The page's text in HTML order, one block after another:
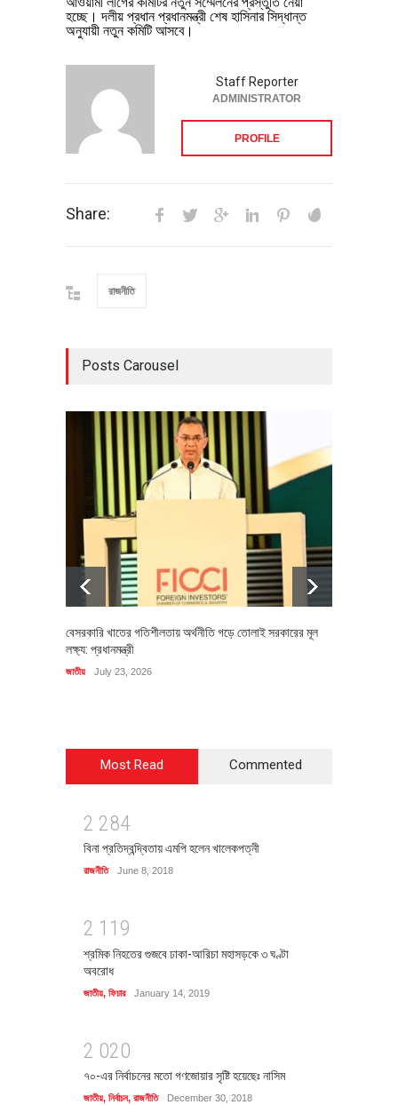
হচ্ছে। দলীয় প্রধান প্রধানমন্ত্রী শেষ হাসিনার সিদ্ধান্ত
অনুযায়ী নতুন কমিটি আসবে।
Staff Reporter
ADMINISTRATOR
PROFILE
Share:
রাজনীতি
Posts Carousel
বেসরকারি খাতের গতিশীলতায় অর্থনীতি গড়ে তোলাই সরকারের মূল
লক্ষ্য: প্রধানমন্ত্রী
জাতীয় July 23, 2026
Most Read Commented
2 284
বিনা প্রতিদ্বন্দ্বিতায় এমপি হলেন খালেকপত্নী
রাজনীতি June 8, 2018
2 1 1 9
শ্রমিক নিহতের গুজবে ঢাকা-আরিচা মহাসড়কে ৩ ঘণ্টা
অবরোধ
জাতীয়, ফিচার January 14, 2019
2 020
৭০-এর নির্বাচনের মতো গণজোয়ার সৃষ্টি হয়েছেঃ নাসিম
জাতীয়, নির্বাচন, রাজনীতি December 30, 2018